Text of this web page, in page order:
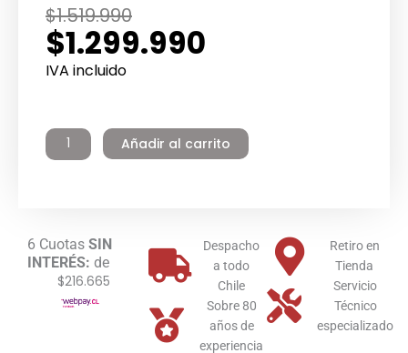
$1.519.990
El
precio
original
$1.299.990
El
precio
actual
IVA incluido
Eléctrico
Industrial
Inoxidable
Winter
cantidad
Añadir al carrito
6 Cuotas SIN
INTERÉS: de
$216.665
Despacho
a todo
Chile
Sobre 80
años de
experiencia
Retiro en
Tienda
Servicio
Técnico
especializado